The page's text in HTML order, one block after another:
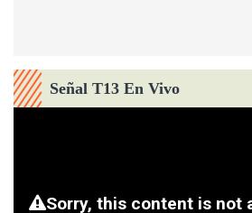
Señal T13 En Vivo